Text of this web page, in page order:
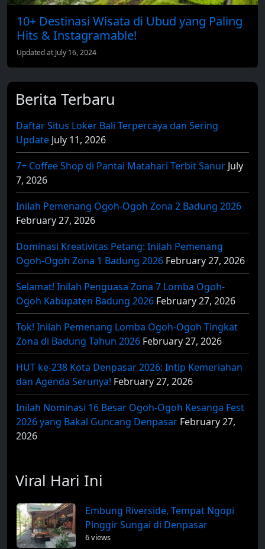
10+ Destinasi Wisata di Ubud yang Paling
Hits & Instagramable!
Updated at July 16, 2024
Berita Terbaru
Daftar Situs Loker Bali Terpercaya dan Sering
Update July 11, 2026
7+ Coffee Shop di Pantai Matahari Terbit Sanur July
7, 2026
Inilah Pemenang Ogoh-Ogoh Zona 2 Badung 2026
February 27, 2026
Dominasi Kreativitas Petang: Inilah Pemenang
Ogoh-Ogoh Zona 1 Badung 2026 February 27, 2026
Selamat! Inilah Penguasa Zona 7 Lomba Ogoh-
Ogoh Kabupaten Badung 2026 February 27, 2026
Tok! Inilah Pemenang Lomba Ogoh-Ogoh Tingkat
Zona di Badung Tahun 2026 February 27, 2026
HUT ke-238 Kota Denpasar 2026: Intip Kemeriahan
dan Agenda Serunya! February 27, 2026
Inilah Nominasi 16 Besar Ogoh-Ogoh Kesanga Fest
2026 yang Bakal Guncang Denpasar February 27,
2026
Viral Hari Ini
Embung Riverside, Tempat Ngopi
Pinggir Sungai di Denpasar
6 views